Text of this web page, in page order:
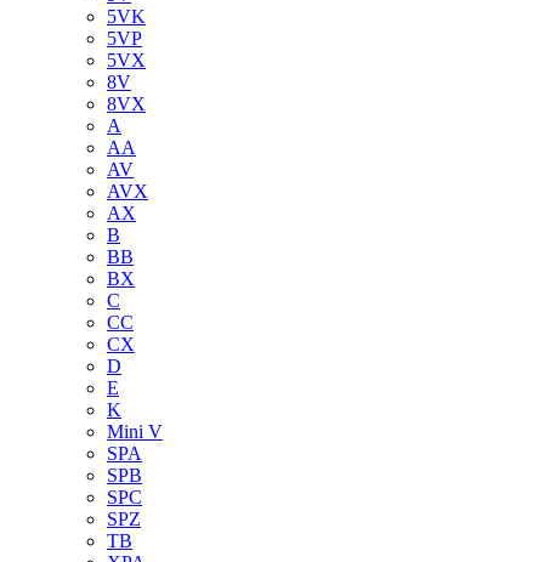
5VK
5VP
5VX
8V
8VX
A
AA
AV
AVX
AX
B
BB
BX
C
CC
CX
D
E
K
Mini V
SPA
SPB
SPC
SPZ
TB